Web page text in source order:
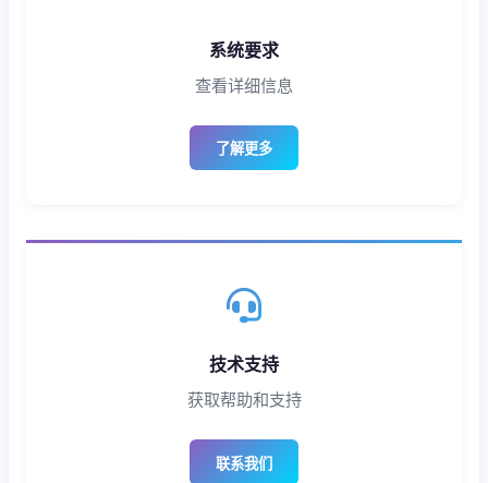
系统要求
查看详细信息
了解更多
技术支持
获取帮助和支持
联系我们